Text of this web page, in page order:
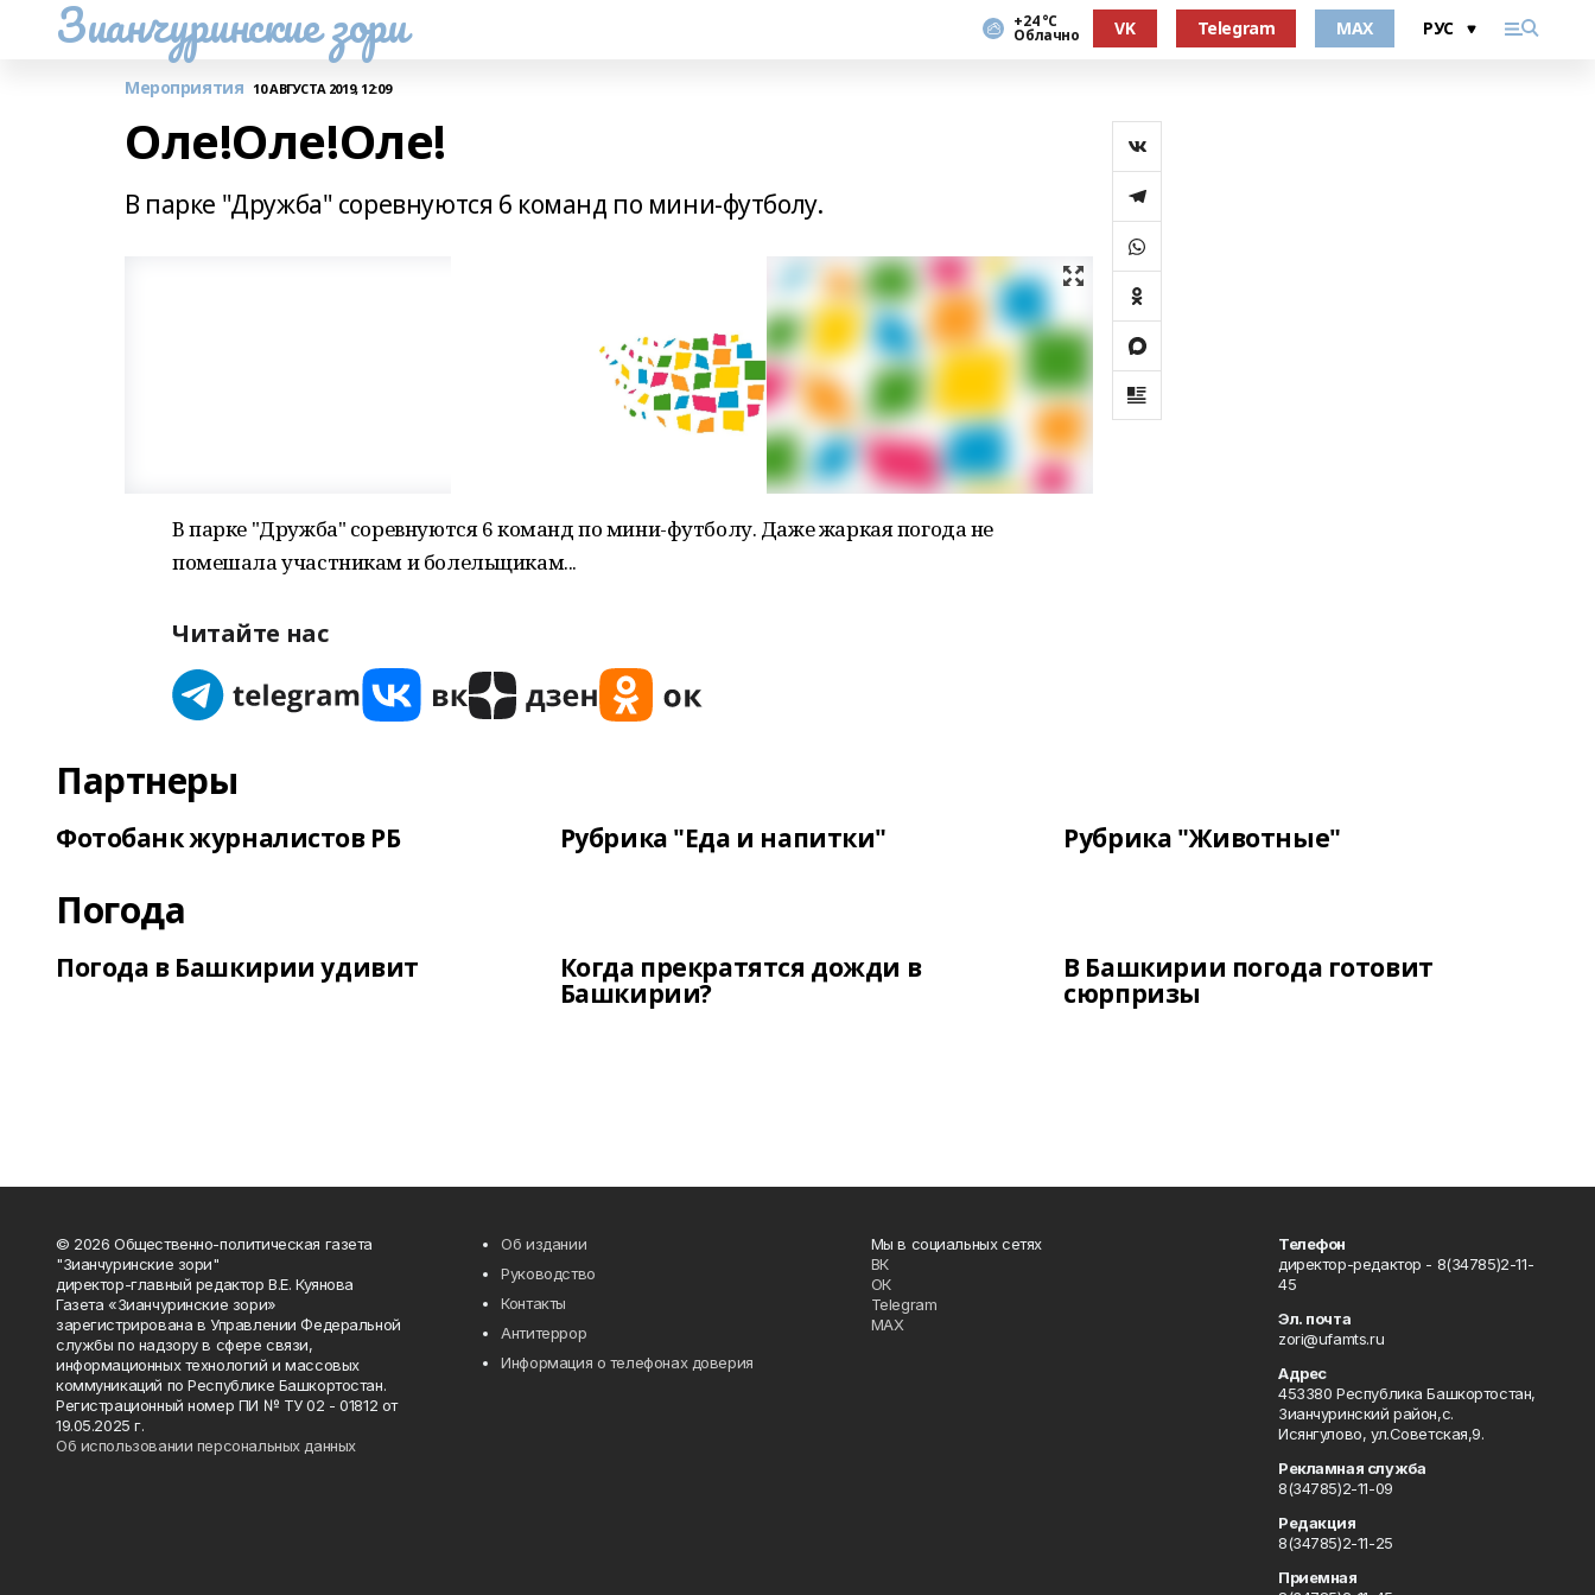
Зианчуринские зори +24 °С
Облачно VK Telegram MAX
Мероприятия 10 АВГУСТА 2019, 12:09
Оле!Оле!Оле!
В парке "Дружба" соревнуются 6 команд по мини-футболу.
В парке "Дружба" соревнуются 6 команд по мини-футболу. Даже жаркая погода не
помешала участникам и болельщикам...
Читайте нас
Партнеры
Фотобанк журналистов РБ Рубрика "Еда и напитки" Рубрика "Животные"
Погода
Погода в Башкирии удивит Когда прекратятся дожди в
Башкирии?
В Башкирии погода готовит
сюрпризы
© 2026 Общественно-политическая газета
"Зианчуринские зори"
директор-главный редактор В.Е. Куянова
Газета «Зианчуринские зори»
зарегистрирована в Управлении Федеральной
службы по надзору в сфере связи,
информационных технологий и массовых
коммуникаций по Республике Башкортостан.
Регистрационный номер ПИ № ТУ 02 - 01812 от
19.05.2025 г.
Об использовании персональных данных
Об издании
Руководство
Контакты
Антитеррор
Информация о телефонах доверия
Мы в социальных сетях
ВК
ОК
Telegram
MAX
Телефон
директор-редактор - 8(34785)2-11-
45
Эл. почта
zori@ufamts.ru
Адрес
453380 Республика Башкортостан,
Зианчуринский район,с.
Исянгулово, ул.Советская,9.
Рекламная служба
8(34785)2-11-09
Редакция
8(34785)2-11-25
Приемная